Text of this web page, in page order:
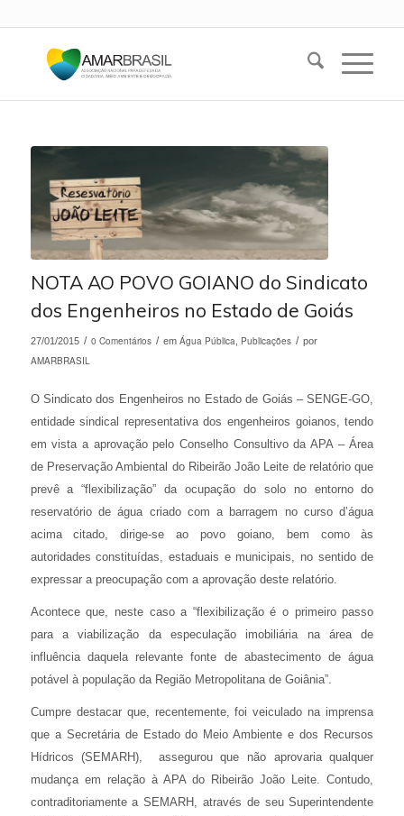
NOTA AO POVO GOIANO do Sindicato
dos Engenheiros no Estado de Goiás
27/01/2015 / 0 Comentários / em Água Pública Publicações / por
AMARBRASIL
O Sindicato dos Engenheiros no Estado de Goiás – SENGE-GO,
entidade sindical representativa dos engenheiros goianos, tendo
em vista a aprovação pelo Conselho Consultivo da APA – Área
de Preservação Ambiental do Ribeirão João Leite de relatório que
prevê a “flexibilização” da ocupação do solo no entorno do
reservatório de água criado com a barragem no curso d’água
acima citado, dirige-se ao povo goiano, bem como às
autoridades constituídas, estaduais e municipais, no sentido de
expressar a preocupação com a aprovação deste relatório.
Acontece que, neste caso a “flexibilização é o primeiro passo
para a viabilização da especulação imobiliária na área de
influência daquela relevante fonte de abastecimento de água
potável à população da Região Metropolitana de Goiânia”.
Cumpre destacar que, recentemente, foi veiculado na imprensa
que a Secretária de Estado do Meio Ambiente e dos Recursos
Hídricos (SEMARH), assegurou que não aprovaria qualquer
mudança em relação à APA do Ribeirão João Leite. Contudo,
contraditoriamente a SEMARH, através de seu Superintendente